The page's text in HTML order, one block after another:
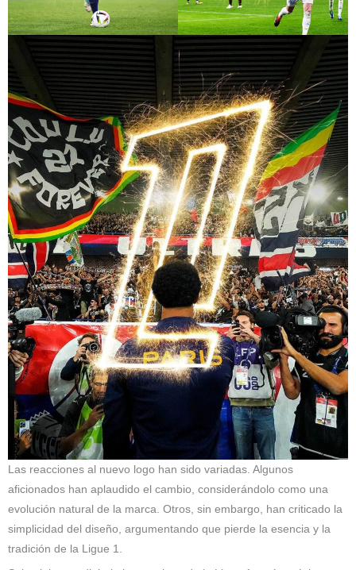
Las reacciones al nuevo logo han sido variadas. Algunos
aficionados han aplaudido el cambio, considerándolo como una
evolución natural de la marca. Otros, sin embargo, han criticado la
simplicidad del diseño, argumentando que pierde la esencia y la
tradición de la Ligue 1.